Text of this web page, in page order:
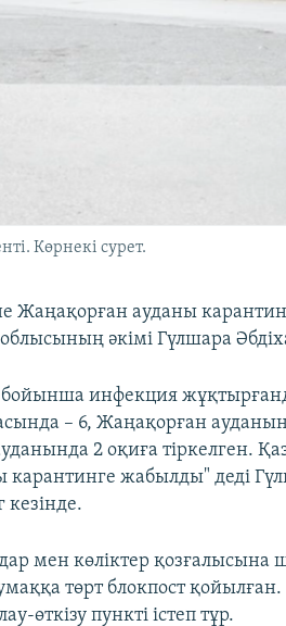
Көрнекі сурет.
Жаңақорған ауданы
әкімі Гүлшара
бойынша инфекция
– 6, Жаңақорған
2 оқиға тіркелген.
жабылды" деді
кезінде.
мен көліктер қозғалысына
төрт блокпост
өткізу пункті істеп тұр.